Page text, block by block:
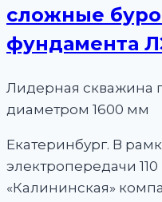
сложные
фундамента
Лидерная скважина
диаметром 1600 мм
Екатеринбург. В
электропередачи
«Калининская»